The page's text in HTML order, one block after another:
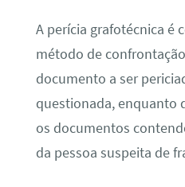
A perícia grafotécnica é
método de
documento a ser
questionada, enquanto
os documentos
da pessoa suspeita de